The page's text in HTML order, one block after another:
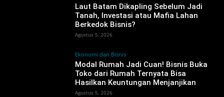
‎Laut Batam Dikapling Sebelum Jadi
Tanah, Investasi atau Mafia Lahan
Berkedok Bisnis?
Agustus 5, 2026
Ekonomi dan Bisnis
Modal Rumah Jadi Cuan! Bisnis Buka
Toko dari Rumah Ternyata Bisa
Hasilkan Keuntungan Menjanjikan
Agustus 5, 2026